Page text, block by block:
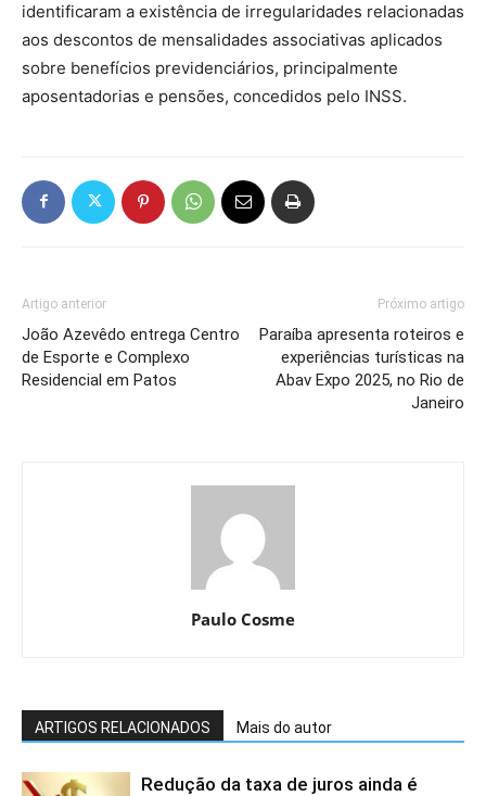
identificaram a existência de irregularidades relacionadas
aos descontos de mensalidades associativas aplicados
sobre benefícios previdenciários, principalmente
aposentadorias e pensões, concedidos pelo INSS.
Artigo anterior
João Azevêdo entrega Centro
de Esporte e Complexo
Residencial em Patos
Próximo artigo
Paraíba apresenta roteiros e
experiências turísticas na
Abav Expo 2025, no Rio de
Janeiro
Paulo Cosme
ARTIGOS RELACIONADOS Mais do autor
Redução da taxa de juros ainda é